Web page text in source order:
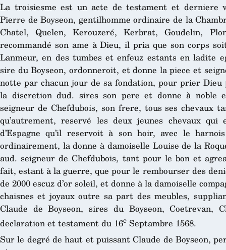
La troisiesme est un acte de testament et derniere
Pierre de Boyseon, gentilhomme ordinaire de la
Chatel, Quelen, Kerouzeré, Kerbrat, Goudelin,
recommandé son ame à Dieu, il pria que son corps
Lanmeur, en des tumbes et enfeuz estants en ladite
sire du Boyseon, ordonneroit, et donne la piece et
notte par chacun jour de sa fondation, pour prier
la discretion dud. sires son pere et donne à noble
seigneur de Chefdubois, son frere, tous ses chevaux
qu’autrement, reservé les deux jeunes chevaux
d’Espagne qu’il reservoit à son hoir, avec le
ordinairement, la donne à damoiselle Louise de la
aud. seigneur de Chefdubois, tant pour le bon et
fait, estant à la guerre, que pour le rembourser des
de 2000 escuz d’or soleil, et donne à la damoiselle
chaisnes et joyaux outre sa part des meubles,
Claude de Boyseon, sires du Boyseon, Coetrevan,
declaration et testament du 16e Septambre 1568.
Sur le degré de haut et puissant Claude de Boyseon,